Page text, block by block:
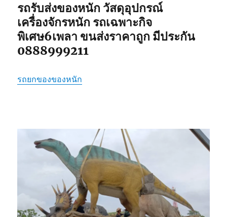
รถรับส่งของหนัก วัสดุอุปกรณ์
เครื่องจักรหนัก รถเฉพาะกิจ
พิเศษ6เพลา ขนส่งราคาถูก มีประกัน
0888999211
รถยกของของหนัก